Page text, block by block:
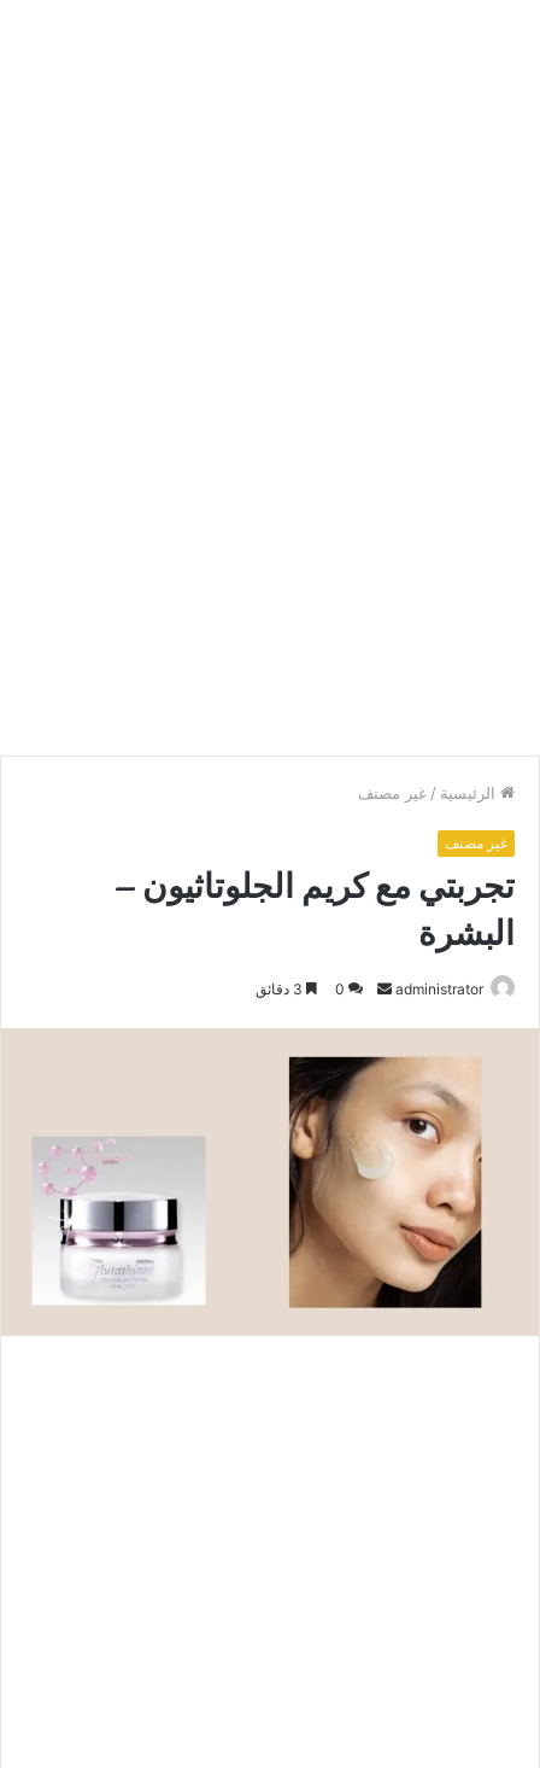
الرئيسية / غير مصنف
غير مصنف
تجربتي مع كريم الجلوتاثيون –
البشرة
administrator
أرسل 0